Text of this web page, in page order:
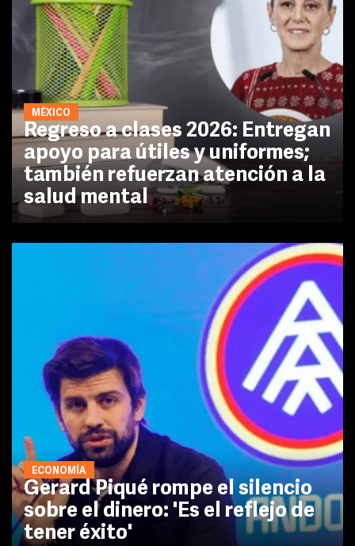
MÉXICO
Regreso a clases 2026: Entregan
apoyo para útiles y uniformes;
también refuerzan atención a la
salud mental
ECONOMÍA
Gerard Piqué rompe el silencio
sobre el dinero: 'Es el reflejo de
tener éxito'